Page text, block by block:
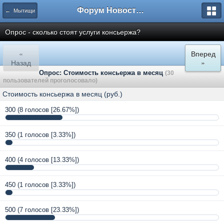
← Мытищи Форум Новостройки
Опрос - сколько стоят услуги консьержа?
«
Назад
Вперед
»
Опрос: Стоимость консьержа в месяц (30
пользователей проголосовало)
Стоимость консьержа в месяц (руб.)
300 (8 голосов [26.67%])
350 (1 голосов [3.33%])
400 (4 голосов [13.33%])
450 (1 голосов [3.33%])
500 (7 голосов [23.33%])